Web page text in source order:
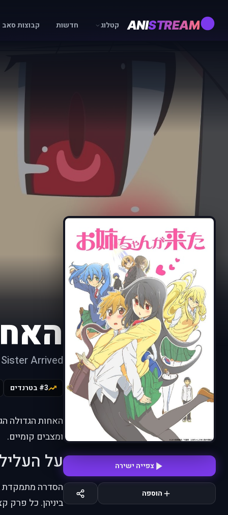
ANISTREAM קטלוג חדשות קבוצות סאב
צפייה ישירה
הוספה
Arrived
#3 בטרנדים
האחות הגדולה
ומצבים קומיים.
על
הסדרה מתמקדת
ביניהן. כל פרק